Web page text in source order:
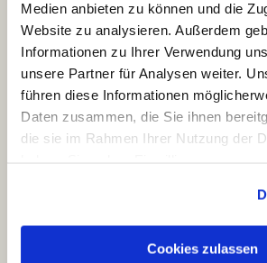
Medien anbieten zu können und die
Website zu analysieren. Außerdem
Informationen zu Ihrer Verwendung
unsere Partner für Analysen weiter.
führen diese Informationen
Daten zusammen, die Sie ihnen
die sie im Rahmen Ihrer Nutzung der
Erfahren Sie in unserer
darüber, wer wir sind, wie Sie uns
Cookies zulassen
Verbrauchersicherheit (Scientific
Consumer Safety, SCCS),
Review (CIR) oder dem
Risikobewertung (BfR)
Information am Point-of-Sale
Fragen beim Kauf von